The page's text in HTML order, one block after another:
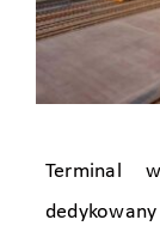
Terminal